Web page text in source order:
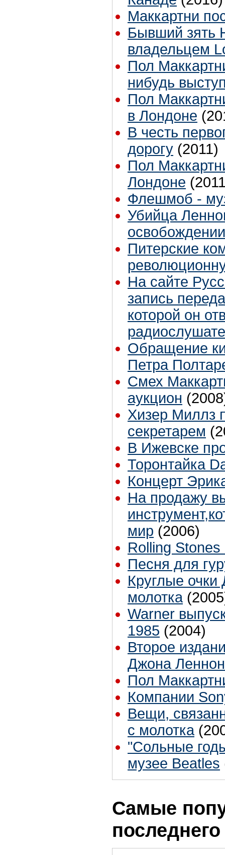
Маккартни
Бывший зять
владельцем
Пол
нибудь
Пол
в Лондоне
В честь
дорогу (2011)
Пол
Лондоне
Флешмоб -
Убийца
освобождении
Питерские
На сайте
запись
которой он
Обращение
Петра
Смех
аукцион
Хизер Миллз
секретарем
В Ижевске
Торонтайка
Концерт
На продажу
мир (2006)
Rolling
Песня для
Круглые
молотка
Warner
1985 (2004)
Второе
Джона
Пол
Компании
Вещи,
с молотка
"Сольные
музее Beatles
Самые